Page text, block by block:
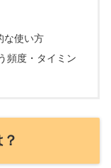
な使い方
頻度・タイミン